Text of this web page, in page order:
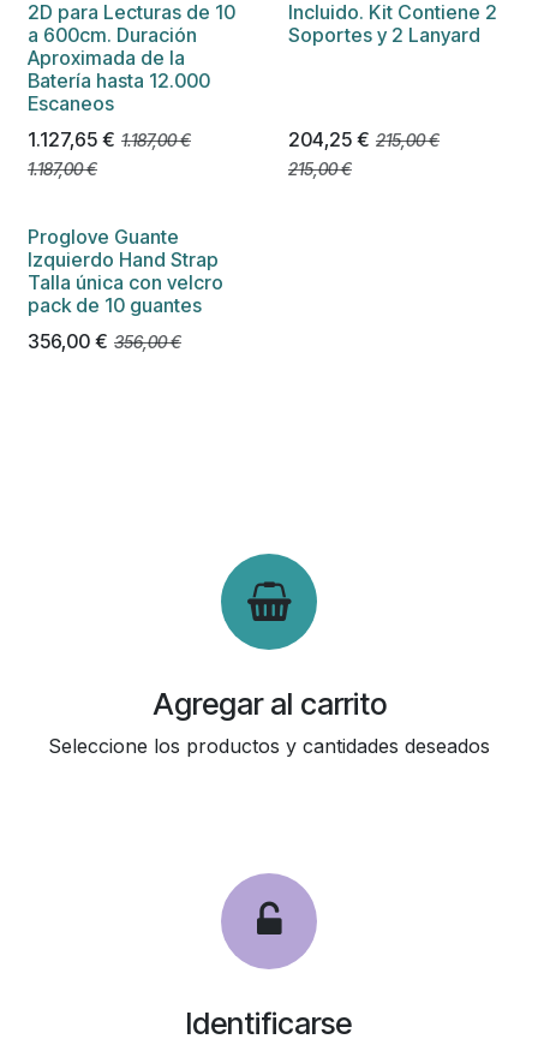
2D para Lecturas de 10
a 600cm. Duración
Aproximada de la
Batería hasta 12.000
Escaneos
1.127,65 € 1.187,00€
1.187,00€
Incluido. Kit Contiene 2
Soportes y 2 Lanyard
204,25€ 215,00€
215,00€
Proglove Guante
Izquierdo Hand Strap
Talla única con velcro
pack de 10 guantes
356,00 € 356,00€
Agregar al carrito
Seleccione los productos y cantidades deseados
Identificarse